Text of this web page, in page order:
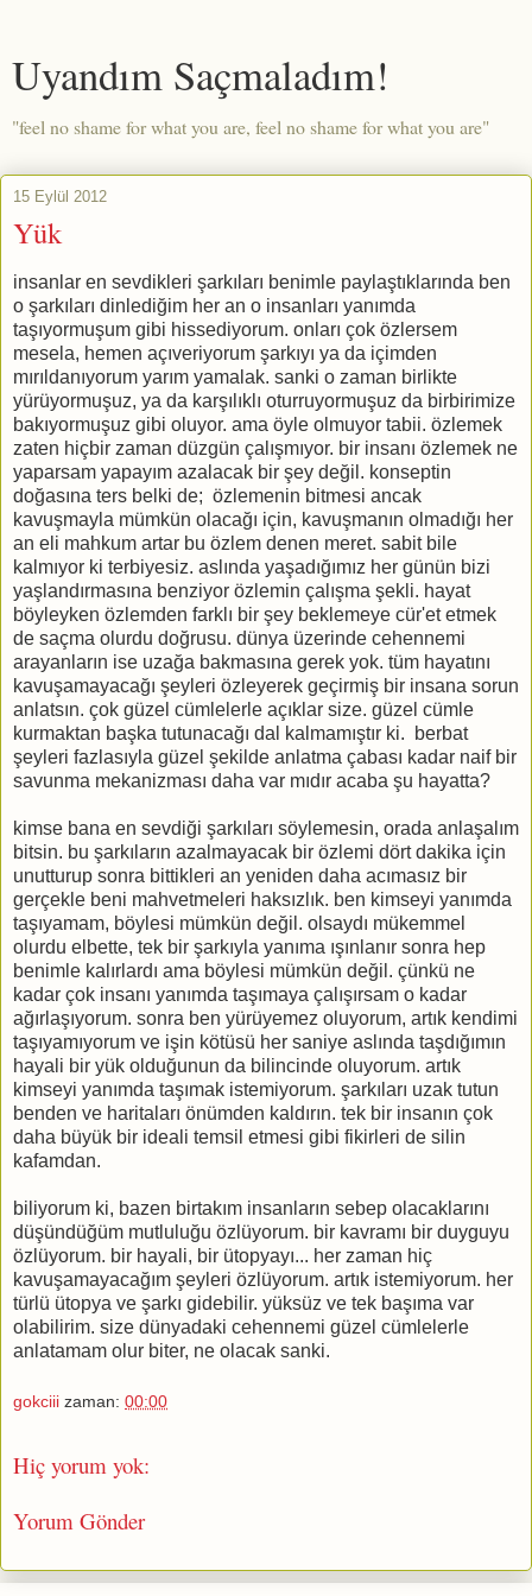
Uyandım Saçmaladım!
"feel no shame for what you are, feel no shame for what you are"
15 Eylül 2012
Yük
insanlar en sevdikleri şarkıları benimle paylaştıklarında ben
o şarkıları dinlediğim her an o insanları yanımda
taşıyormuşum gibi hissediyorum. onları çok özlersem
mesela, hemen açıveriyorum şarkıyı ya da içimden
mırıldanıyorum yarım yamalak. sanki o zaman birlikte
yürüyormuşuz, ya da karşılıklı oturruyormuşuz da birbirimize
bakıyormuşuz gibi oluyor. ama öyle olmuyor tabii. özlemek
zaten hiçbir zaman düzgün çalışmıyor. bir insanı özlemek ne
yaparsam yapayım azalacak bir şey değil. konseptin
doğasına ters belki de; özlemenin bitmesi ancak
kavuşmayla mümkün olacağı için, kavuşmanın olmadığı her
an eli mahkum artar bu özlem denen meret. sabit bile
kalmıyor ki terbiyesiz. aslında yaşadığımız her günün bizi
yaşlandırmasına benziyor özlemin çalışma şekli. hayat
böyleyken özlemden farklı bir şey beklemeye cür'et etmek
de saçma olurdu doğrusu. dünya üzerinde cehennemi
arayanların ise uzağa bakmasına gerek yok. tüm hayatını
kavuşamayacağı şeyleri özleyerek geçirmiş bir insana sorun
anlatsın. çok güzel cümlelerle açıklar size. güzel cümle
kurmaktan başka tutunacağı dal kalmamıştır ki. berbat
şeyleri fazlasıyla güzel şekilde anlatma çabası kadar naif bir
savunma mekanizması daha var mıdır acaba şu hayatta?
kimse bana en sevdiği şarkıları söylemesin, orada anlaşalım
bitsin. bu şarkıların azalmayacak bir özlemi dört dakika için
unutturup sonra bittikleri an yeniden daha acımasız bir
gerçekle beni mahvetmeleri haksızlık. ben kimseyi yanımda
taşıyamam, böylesi mümkün değil. olsaydı mükemmel
olurdu elbette, tek bir şarkıyla yanıma ışınlanır sonra hep
benimle kalırlardı ama böylesi mümkün değil. çünkü ne
kadar çok insanı yanımda taşımaya çalışırsam o kadar
ağırlaşıyorum. sonra ben yürüyemez oluyorum, artık kendimi
taşıyamıyorum ve işin kötüsü her saniye aslında taşdığımın
hayali bir yük olduğunun da bilincinde oluyorum. artık
kimseyi yanımda taşımak istemiyorum. şarkıları uzak tutun
benden ve haritaları önümden kaldırın. tek bir insanın çok
daha büyük bir ideali temsil etmesi gibi fikirleri de silin
kafamdan.
biliyorum ki, bazen birtakım insanların sebep olacaklarını
düşündüğüm mutluluğu özlüyorum. bir kavramı bir duyguyu
özlüyorum. bir hayali, bir ütopyayı... her zaman hiç
kavuşamayacağım şeyleri özlüyorum. artık istemiyorum. her
türlü ütopya ve şarkı gidebilir. yüksüz ve tek başıma var
olabilirim. size dünyadaki cehennemi güzel cümlelerle
anlatamam olur biter, ne olacak sanki.
gokciii zaman: 00:00
Hiç yorum yok:
Yorum Gönder